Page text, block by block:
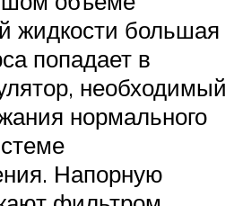
жидкости большая
попадает в
необходимый
нормального
Напорную